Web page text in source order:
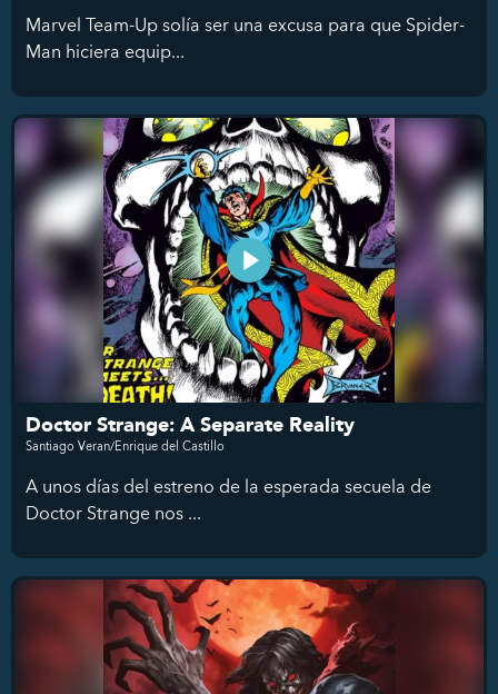
Marvel Team-Up solía ser una excusa para que Spider-
Man hiciera equip...
Doctor Strange: A Separate Reality
Santiago Veran/Enrique del Castillo
A unos días del estreno de la esperada secuela de
Doctor Strange nos ...